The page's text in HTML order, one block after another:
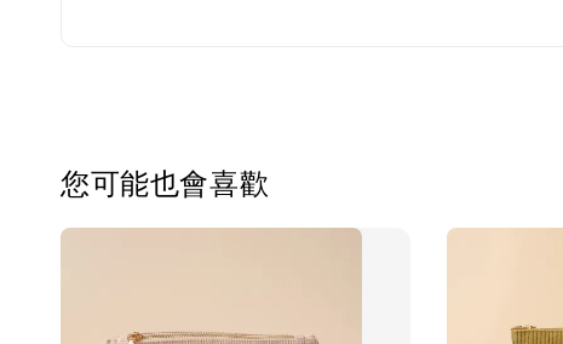
您可能也會喜歡